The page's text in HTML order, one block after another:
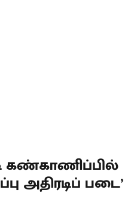
கண்காணிப்பில்
அதிரடிப் படை’